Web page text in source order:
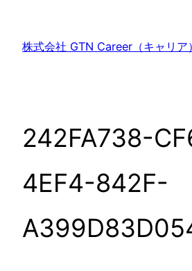
株式会社 GTN Career（キャリア）
242FA738-
4EF4-842F-